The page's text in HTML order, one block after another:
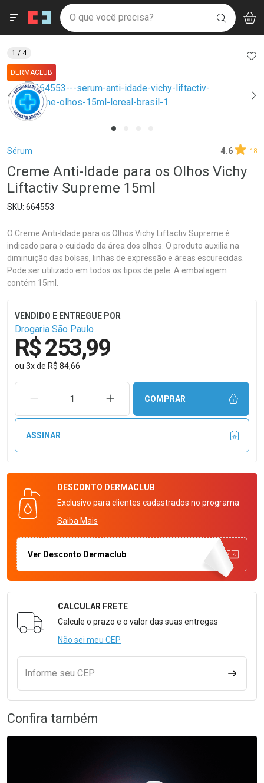
Drogaria São Paulo
Ir direto para a home
pela página
Ir direto para o conteúdo
Ir direto para a busca
Ir direto para a conta
Ir direto para a ajuda
Ir direto para a notificações
Ir direto para o carrinho
Ir direto para o menu
Faça a sua busca
O que você precisa? BUSCAR
Menu
Breadcrumb
Sérum 4.6 18
Creme Anti-Idade para os Olhos Vichy
Liftactiv Supreme 15ml
664553
O Creme Anti-Idade para os Olhos Vichy Liftactiv Supreme é
indicado para o cuidado da área dos olhos. O produto auxilia na
diminuição das bolsas, linhas de expressão e áreas escurecidas.
Pode ser utilizado em todos os tipos de pele. A embalagem
contém 15ml.
Drogaria São Paulo
R$ 253,99
ou 3xde R$ 84,66
REMOVER UMA UNIDADEAUMENTAR UMA UNIDADE
COMPRAR
ASSINAR
DESCONTO DERMACLUB
Exclusivo para clientes cadastrados no programa
Saiba Mais
Ver Desconto Dermaclub
Formulário para Calcular o Frete
CALCULAR FRETE
Calcule o prazo e o valor das suas entregas
Não sei meu CEP
Informe seu CEP
DERMACLUB
1 / 4
Confira também